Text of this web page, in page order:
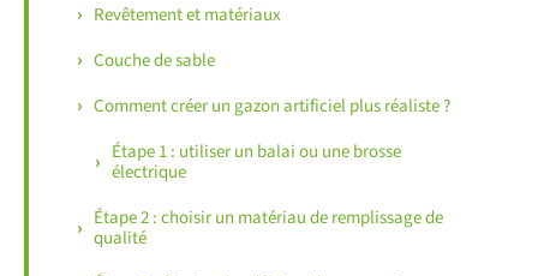
Revêtement et matériaux
Couche de sable
Comment créer un gazon artificiel plus réaliste ?
Étape 1 : utiliser un balai ou une brosse
électrique
Étape 2 : choisir un matériau de remplissage de
qualité